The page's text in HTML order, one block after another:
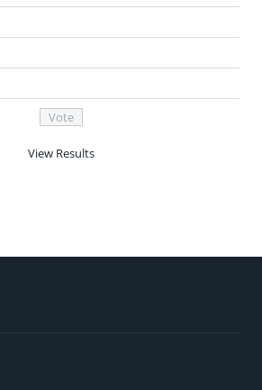
View Results